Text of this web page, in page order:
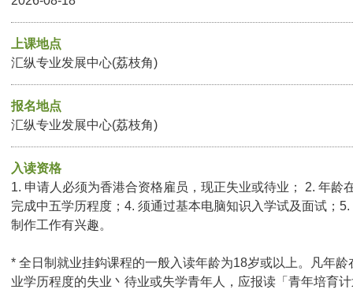
上课地点
汇纵专业发展中心(荔枝角)
报名地点
汇纵专业发展中心(荔枝角)
入读资格
1. 申请人必须为香港合资格雇员，现正失业或待业； 2. 年龄
完成中五学历程度；4. 须通过基本电脑知识入学试及面试；
制作工作有兴趣。
* 全日制就业挂鈎课程的一般入读年龄为18岁或以上。凡年
业学历程度的失业丶待业或失学青年人，应报读「青年培育